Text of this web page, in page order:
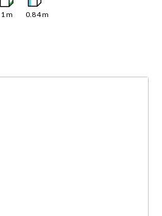
1m 0.84m